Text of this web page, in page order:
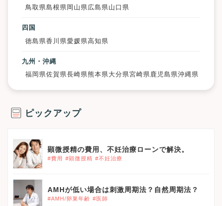
鳥取県島根県 岡山県広島県山口県
四国
徳島県香川県愛媛県高知県
九州・沖縄
福岡県佐賀県長崎県熊本県大分県宮崎県鹿児島県沖縄県
ピックアップ
顕微授精の費用、不妊治療ローンで解決。
#費用 #顕微授精 #不妊治療
AMHが低い場合は刺激周期法？自然周期法？
#AMH/卵巣年齢 #医師